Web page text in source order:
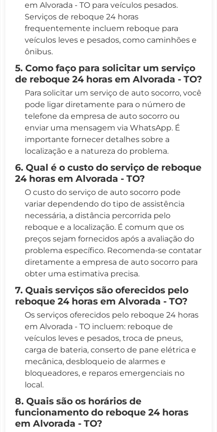
em Alvorada - TO para veículos pesados.
Serviços de reboque 24 horas
frequentemente incluem reboque para
veículos leves e pesados, como caminhões e
ônibus.
5. Como faço para solicitar um serviço
de reboque 24 horas em Alvorada - TO?
Para solicitar um serviço de auto socorro, você
pode ligar diretamente para o número de
telefone da empresa de auto socorro ou
enviar uma mensagem via WhatsApp. É
importante fornecer detalhes sobre a
localização e a natureza do problema.
6. Qual é o custo do serviço de reboque
24 horas em Alvorada - TO?
O custo do serviço de auto socorro pode
variar dependendo do tipo de assistência
necessária, a distância percorrida pelo
reboque e a localização. É comum que os
preços sejam fornecidos após a avaliação do
problema específico. Recomenda-se contatar
diretamente a empresa de auto socorro para
obter uma estimativa precisa.
7. Quais serviços são oferecidos pelo
reboque 24 horas em Alvorada - TO?
Os serviços oferecidos pelo reboque 24 horas
em Alvorada - TO incluem: reboque de
veículos leves e pesados, troca de pneus,
carga de bateria, conserto de pane elétrica e
mecânica, desbloqueio de alarmes e
bloqueadores, e reparos emergenciais no
local.
8. Quais são os horários de
funcionamento do reboque 24 horas
em Alvorada - TO?